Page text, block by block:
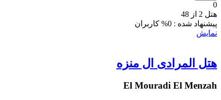
0
هتل 2 از 48
پیشنهاد شده : 0% کاربران
نمایش
هتل المرادی ال منزه
El Mouradi El Menzah